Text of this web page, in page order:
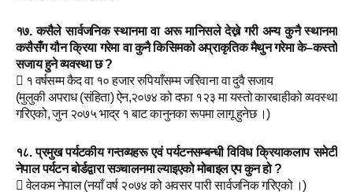
१७. कसैले सार्वजनिक स्थानमा वा अरू मानिसले देख्ने गरी अन्य कुनै स्थानमा
कसैसँग यौन क्रिया गरेमा वा कुनै किसिमको अप्राकृतिक मैथुन गरेमा के–कस्तो
सजाय हुने व्यवस्था छ ?
 १ वर्षसम्म कैद वा १० हजार रुपियाँसम्म जरिवाना वा दुवै सजाय
(मुलुकी अपराध (संहिता) ऐन,२०७४ को दफा १२३ मा यस्तो कारबाहीको व्यवस्था
गरिएको, जुन २०७५ भाद्र १ बाट कानुनका रूपमा लागू हुनेछ ।)
१८. प्रमुख पर्यटकीय गन्तव्यहरू एवं पर्यटनसम्बन्धी विविध क्रियाकलाप समेटी
नेपाल पर्यटन बोर्डद्वारा सञ्चालनमा ल्याइएको मोबाइल एप कुन हो ?
 वेलकम नेपाल (नयाँ वर्ष २०७४ को अवसर पारी सार्वजनिक गरिएको ।)